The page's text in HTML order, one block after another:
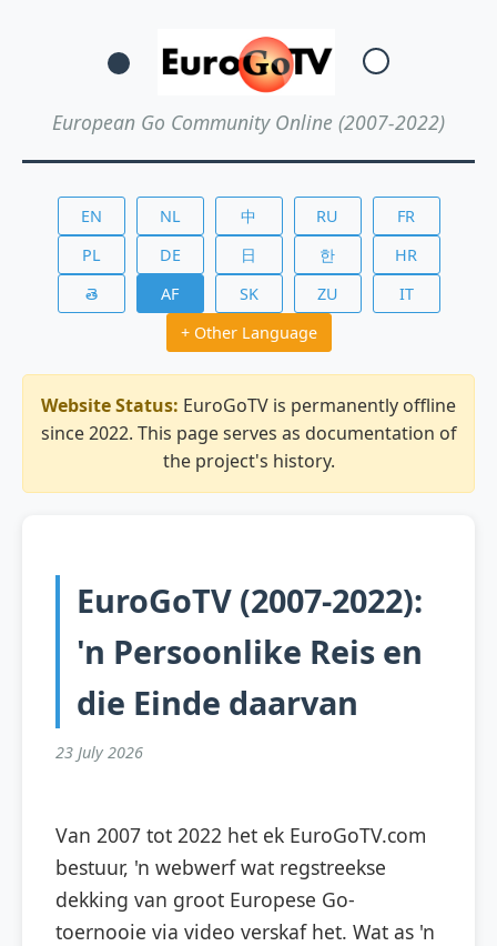
European Go Community Online (2007-2022)
EN NL 中 RU
FR
PL
DE 日 한
HR
తె
AF SK ZU
IT
+ Other Language
Website Status: EuroGoTV is permanently offline
since 2022. This page serves as documentation of
the project's history.
EuroGoTV (2007-2022):
'n Persoonlike Reis en
die Einde daarvan
23 July 2026
Van 2007 tot 2022 het ek EuroGoTV.com
bestuur, 'n webwerf wat regstreekse
dekking van groot Europese Go-
toernooie via video verskaf het. Wat as 'n